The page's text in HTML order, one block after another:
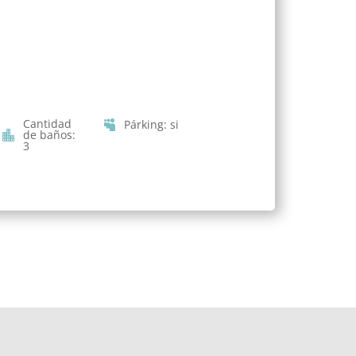
Cantidad
de baños:
3
Párking:si